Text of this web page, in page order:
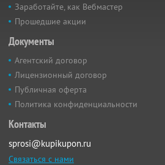
Заработайте, как Вебмастер
Прошедшие акции
Документы
Агентский договор
Лицензионный договор
Публичная оферта
Политика конфиденциальности
Контакты
sprosi@kupikupon.ru
Связаться с нами